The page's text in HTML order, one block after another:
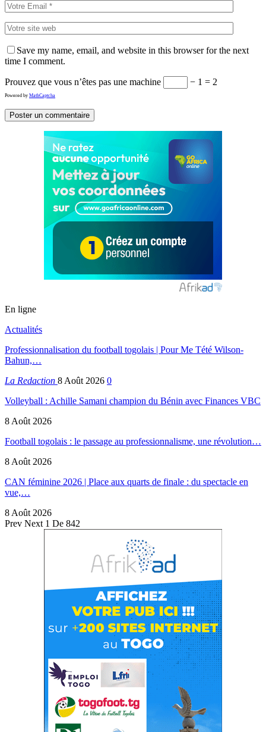
Save my name, email, and website in this browser for the next
time I comment.
Prouvez que vous n’êtes pas une machine − 1 = 2
Powered by MathCaptcha
En ligne
Actualités
Professionnalisation du football togolais | Pour Me Tété Wilson-
Bahun,…
La Redaction 8 Août 2026 0
Volleyball : Achille Samani champion du Bénin avec Finances VBC
8 Août 2026
Football togolais : le passage au professionnalisme, une révolution…
8 Août 2026
CAN féminine 2026 | Place aux quarts de finale : du spectacle en
vue,…
8 Août 2026
Prev Next 1 De 842